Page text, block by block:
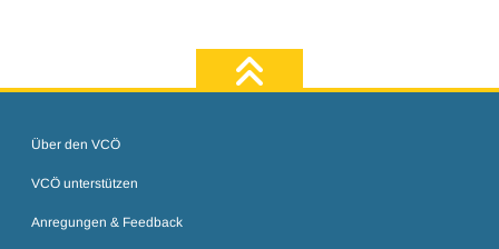
Über den VCÖ
VCÖ unterstützen
Anregungen & Feedback